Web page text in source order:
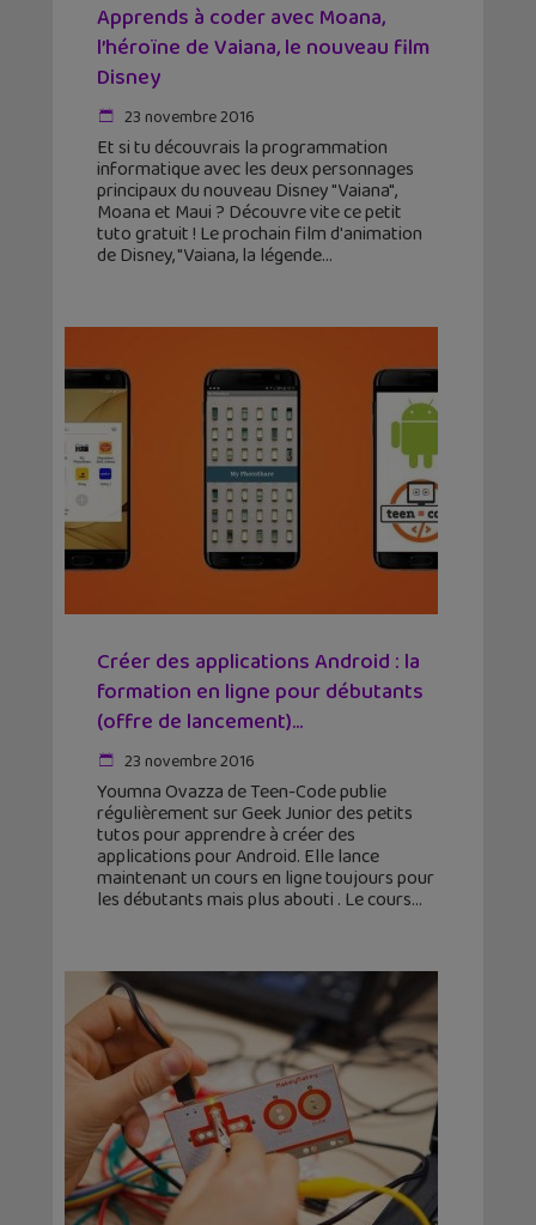
Apprends à coder avec Moana,
l’héroïne de Vaiana, le nouveau film
Disney
23 novembre 2016
Et si tu découvrais la programmation
informatique avec les deux personnages
principaux du nouveau Disney "Vaiana",
Moana et Maui ? Découvre vite ce petit
tuto gratuit ! Le prochain film d'animation
de Disney, "Vaiana, la légende
Créer des applications Android : la
formation en ligne pour débutants
(offre de lancement)...
23 novembre 2016
Youmna Ovazza de Teen-Code publie
régulièrement sur Geek Junior des petits
tutos pour apprendre à créer des
applications pour Android. Elle lance
maintenant un cours en ligne toujours pour
les débutants mais plus abouti . Le cours